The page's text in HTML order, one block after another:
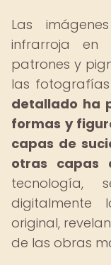
Las
infrarroja en
patrones y
las fotografías
detallado ha
formas y
capas de
otras capas
tecnología,
digitalmente
original,
de las obras